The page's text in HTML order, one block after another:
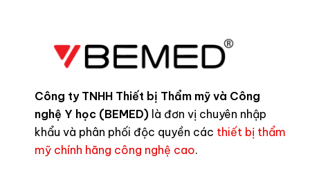
Công ty TNHH Thiết bị Thẩm mỹ và Công
nghệ Y học (BEMED) là đơn vị chuyên nhập
khẩu và phân phối độc quyền các thiết bị thẩm
mỹ chính hãng công nghệ cao.